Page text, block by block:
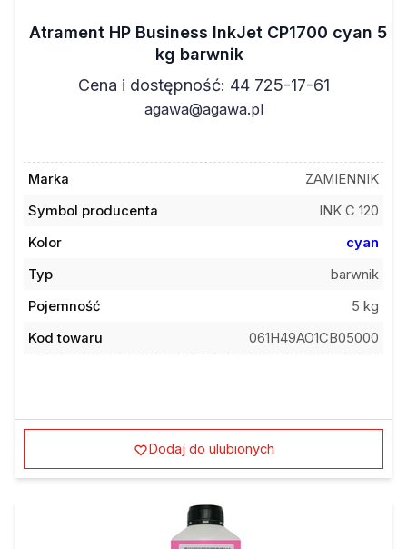
Atrament HP Business InkJet CP1700 cyan 5
kg barwnik
Cena i dostępność: 44 725-17-61
agawa@agawa.pl
Marka
ZAMIENNIK
Symbol producenta
INK C 120
Kolor
cyan
Typ
barwnik
Pojemność
5 kg
Kod towaru
061H49AO1CB05000
Dodaj do ulubionych